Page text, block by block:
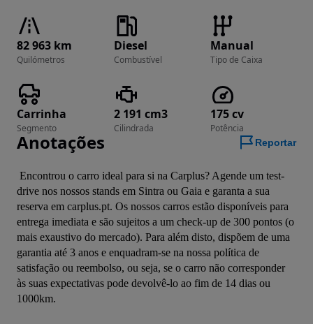
82 963 km
Quilómetros
Diesel
Combustível
Manual
Tipo de Caixa
Carrinha
Segmento
2 191 cm3
Cilindrada
175 cv
Potência
Anotações Reportar
drive nos nossos stands em Sintra ou Gaia e garanta a sua
reserva em carplus.pt. Os nossos carros estão disponíveis para
entrega imediata e são sujeitos a um check-up de 300 pontos (o
mais exaustivo do mercado). Para além disto, dispõem de uma
garantia até 3 anos e enquadram-se na nossa política de
satisfação ou reembolso, ou seja, se o carro não corresponder
às suas expectativas pode devolvê-lo ao fim de 14 dias ou
1000km.